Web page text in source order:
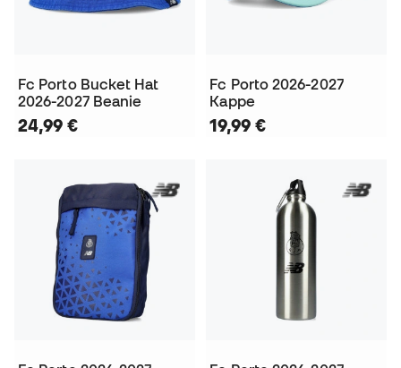
Fc Porto Bucket Hat
2026-2027 Beanie
24,99 €
Fc Porto 2026-2027
Kappe
19,99 €